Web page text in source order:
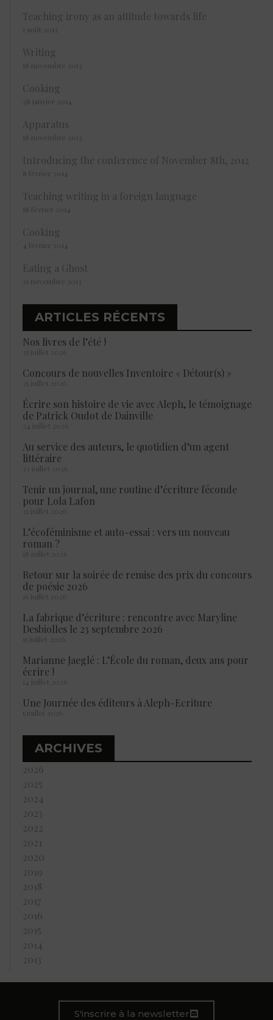
Teaching irony as an attitude towards life
1 août 2013
Writing
18 novembre 2013
Cooking
28 janvier 2014
Apparatus
18 novembre 2013
Introducing the conference of November 8th, 2012
8 février 2014
Teaching writing in a foreign language
18 février 2014
Cooking
4 février 2014
Eating a Ghost
21 novembre 2013
ARTICLES RÉCENTS
Nos livres de l’été !
25 juillet 2026
Concours de nouvelles Inventoire « Détour(s) »
25 juillet 2026
Écrire son histoire de vie avec Aleph, le témoignage
de Patrick Oudot de Dainville
24 juillet 2026
Au service des auteurs, le quotidien d’un agent
littéraire
23 juillet 2026
Tenir un journal, une routine d’écriture féconde
pour Lola Lafon
21 juillet 2026
L’écoféminisme et auto-essai : vers un nouveau
roman ?
18 juillet 2026
Retour sur la soirée de remise des prix du concours
de poésie 2026
16 juillet 2026
La fabrique d’écriture : rencontre avec Maryline
Desbiolles le 23 septembre 2026
15 juillet 2026
Marianne Jaeglé : L’École du roman, deux ans pour
écrire !
14 juillet 2026
Une Journée des éditeurs à Aleph-Ecriture
5 juillet 2026
ARCHIVES
2026
2025
2024
2023
2022
2021
2020
2019
2018
2017
2016
2015
2014
2013
S'inscrire à la newsletter